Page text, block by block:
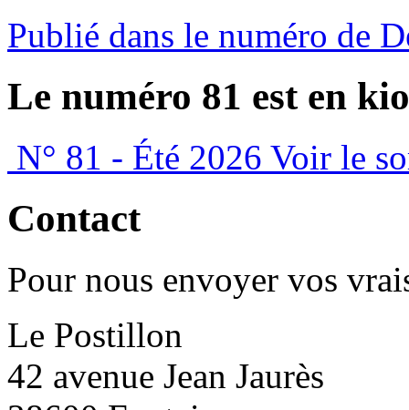
Publié dans le numéro de
Le numéro 81 est en
N° 81 - Été 2026 Voir le
Contact
Pour nous envoyer vos
Le Postillon
42 avenue Jean Jaurès